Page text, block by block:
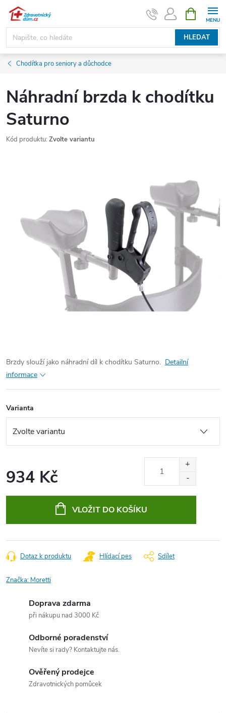
Přejít
obsah
HLEDAT
NÁKUPNÍ
KOŠÍK
Chodítka pro seniory a důchodce
Náhradní brzda k chodítku
Saturno
Kód produktu: Zvolte variantu
Brzdy slouží jako náhradní díl k chodítku Saturno. Detailní
informace
Varianta
934 Kč
VLOŽIT DO KOŠÍKU
Dotaz k produktu Hlídací pes Sdílet
Značka: Moretti
Doprava zdarma
při nákupu nad 3000 Kč
Odborné poradenství
Nevíte si rady? Kontaktujte nás.
Ověřený prodejce
Zdravotnických pomůcek